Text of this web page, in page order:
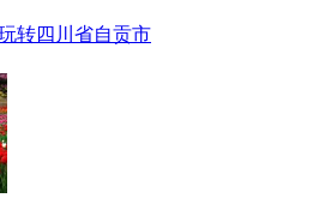
转四川省自贡市